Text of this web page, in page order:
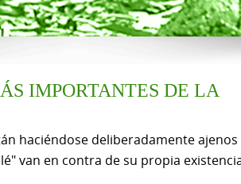
IMPORTANTES DE LA
haciéndose deliberadamente
van en contra de su propia